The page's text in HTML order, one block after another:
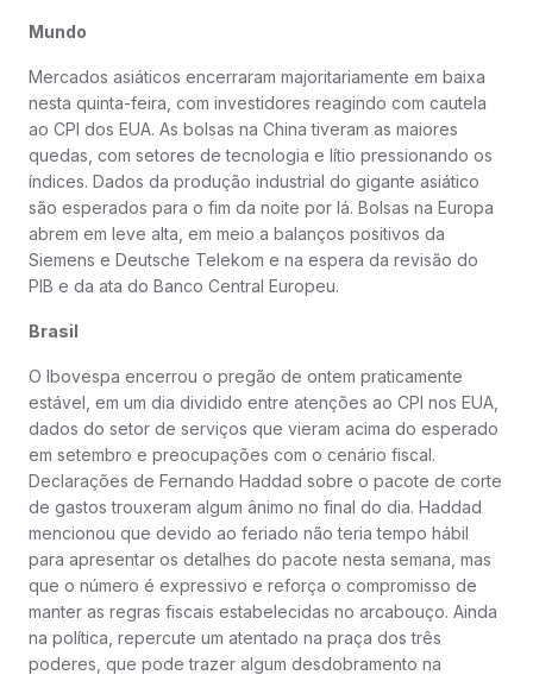
Mundo
Mercados asiáticos encerraram majoritariamente em baixa
nesta quinta-feira, com investidores reagindo com cautela
ao CPI dos EUA. As bolsas na China tiveram as maiores
quedas, com setores de tecnologia e lítio pressionando os
índices. Dados da produção industrial do gigante asiático
são esperados para o fim da noite por lá. Bolsas na Europa
abrem em leve alta, em meio a balanços positivos da
Siemens e Deutsche Telekom e na espera da revisão do
PIB e da ata do Banco Central Europeu.
Brasil
O Ibovespa encerrou o pregão de ontem praticamente
estável, em um dia dividido entre atenções ao CPI nos EUA,
dados do setor de serviços que vieram acima do esperado
em setembro e preocupações com o cenário fiscal.
Declarações de Fernando Haddad sobre o pacote de corte
de gastos trouxeram algum ânimo no final do dia. Haddad
mencionou que devido ao feriado não teria tempo hábil
para apresentar os detalhes do pacote nesta semana, mas
que o número é expressivo e reforça o compromisso de
manter as regras fiscais estabelecidas no arcabouço. Ainda
na política, repercute um atentado na praça dos três
poderes, que pode trazer algum desdobramento na